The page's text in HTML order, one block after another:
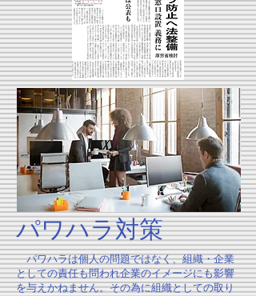
パワハラ対策
パワハラは個人の問題ではなく、組織・企業
としての責任も問われ企業のイメージにも影響
を与えかねません。その為に組織としての取り